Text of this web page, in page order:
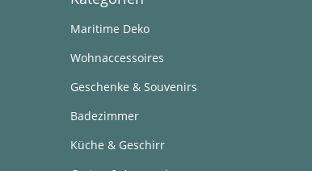
Maritime Deko
Wohnaccessoires
Geschenke & Souvenirs
Badezimmer
Küche & Geschirr